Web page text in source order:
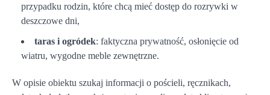
przypadku rodzin, które chcą mieć dostęp do rozrywki w
deszczowe dni,
taras i ogródek: faktyczna prywatność, osłonięcie od
wiatru, wygodne meble zewnętrzne.
W opisie obiektu szukaj informacji o pościeli, ręcznikach,